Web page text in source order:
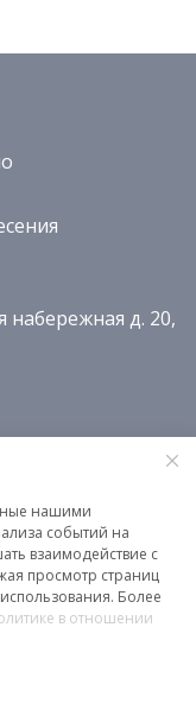
набережная д. 20,
нашими
событий на
взаимодействие с
просмотр страниц
Более
в отношении